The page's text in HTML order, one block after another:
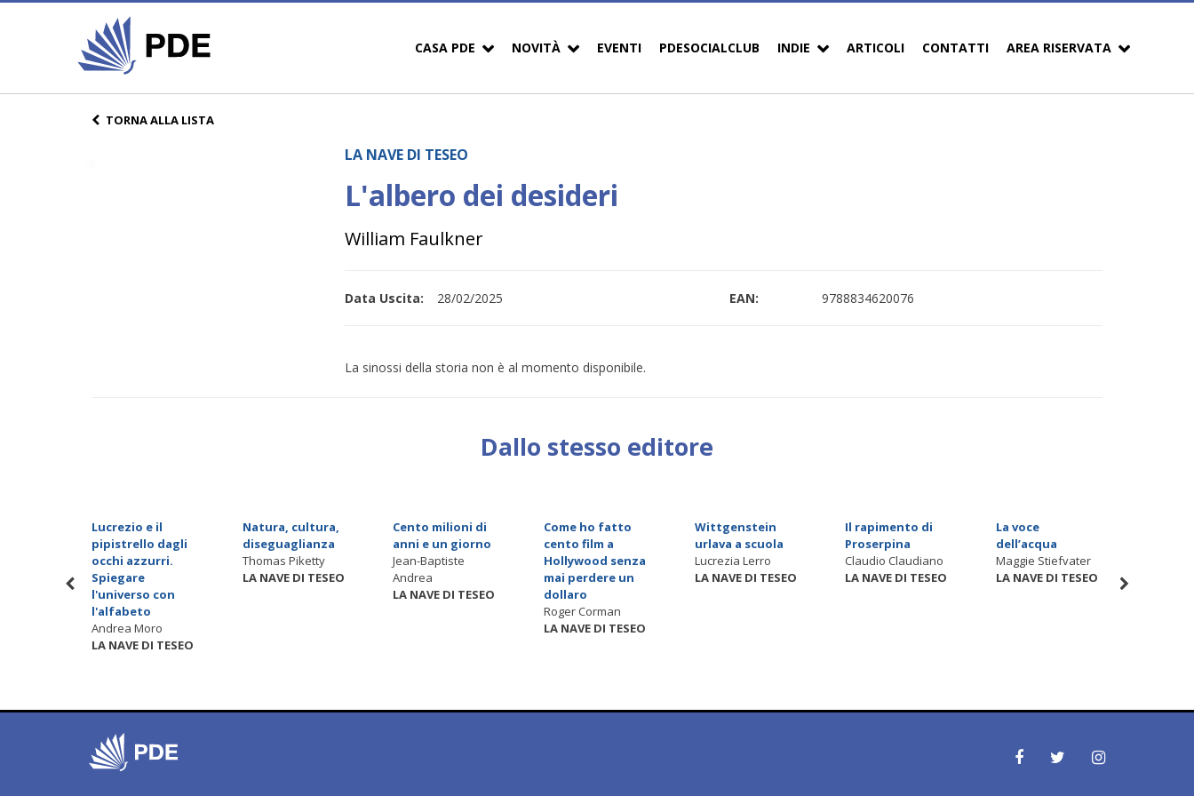
CASA PDE NOVITÀ EVENTI PDESOCIALCLUB INDIE ARTICOLI CONTATTI AREA RISERVATA
TORNA ALLA LISTA
LA NAVE DI TESEO
L'albero dei desideri
William Faulkner
Data Uscita: 28/02/2025 EAN: 9788834620076
La sinossi della storia non è al momento disponibile.
Dallo stesso editore
Lucrezio e il
pipistrello dagli
occhi azzurri.
Spiegare
l'universo con
l'alfabeto
Andrea Moro
LA NAVE DI TESEO
Natura, cultura,
diseguaglianza
Thomas Piketty
LA NAVE DI TESEO
Cento milioni di
anni e un giorno
Jean-Baptiste
Andrea
LA NAVE DI TESEO
Come ho fatto
cento film a
Hollywood senza
mai perdere un
dollaro
Roger Corman
LA NAVE DI TESEO
Wittgenstein
urlava a scuola
Lucrezia Lerro
LA NAVE DI TESEO
Il rapimento di
Proserpina
Claudio Claudiano
LA NAVE DI TESEO
La voce
dell’acqua
Maggie Stiefvater
LA NAVE DI TESEO